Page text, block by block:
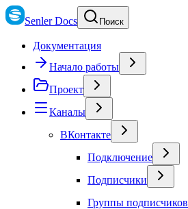
Senler Docs Поиск
Документация
Начало работы
Проект
Каналы
ВКонтакте
Подключение
Подписчики
Группы подписчиков